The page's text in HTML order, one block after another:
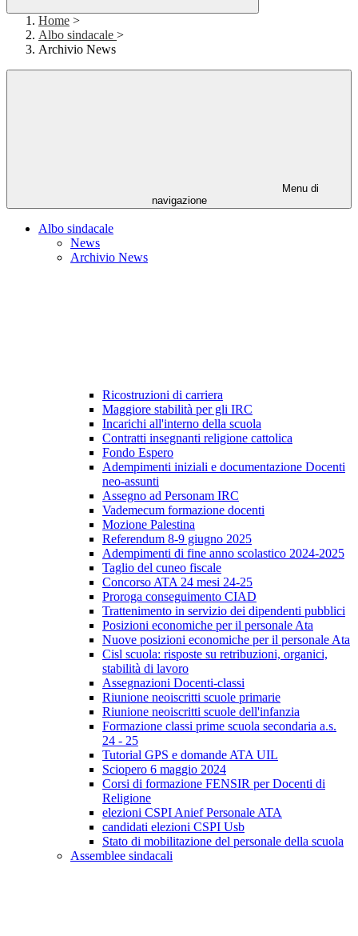
Home >
Albo sindacale >
Archivio News
Menu di
navigazione
Albo sindacale
News
Archivio News
Ricostruzioni di carriera
Maggiore stabilità per gli IRC
Incarichi all'interno della scuola
Contratti insegnanti religione cattolica
Fondo Espero
Adempimenti iniziali e documentazione Docenti
neo-assunti
Assegno ad Personam IRC
Vademecum formazione docenti
Mozione Palestina
Referendum 8-9 giugno 2025
Adempimenti di fine anno scolastico 2024-2025
Taglio del cuneo fiscale
Concorso ATA 24 mesi 24-25
Proroga conseguimento CIAD
Trattenimento in servizio dei dipendenti pubblici
Posizioni economiche per il personale Ata
Nuove posizioni economiche per il personale Ata
Cisl scuola: risposte su retribuzioni, organici,
stabilità di lavoro
Assegnazioni Docenti-classi
Riunione neoiscritti scuole primarie
Riunione neoiscritti scuole dell'infanzia
Formazione classi prime scuola secondaria a.s.
24 - 25
Tutorial GPS e domande ATA UIL
Sciopero 6 maggio 2024
Corsi di formazione FENSIR per Docenti di
Religione
elezioni CSPI Anief Personale ATA
candidati elezioni CSPI Usb
Stato di mobilitazione del personale della scuola
Assemblee sindacali